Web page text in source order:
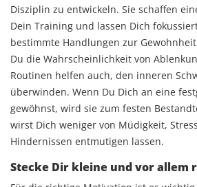
Disziplin zu entwickeln. Sie schaffen
Dein Training und lassen Dich
bestimmte Handlungen zur
Du die Wahrscheinlichkeit von
Routinen helfen auch, den inneren
überwinden. Wenn Du Dich an eine
gewöhnst, wird sie zum festen
wirst Dich weniger von Müdigkeit,
Hindernissen entmutigen lassen.
Stecke Dir kleine und vor allem